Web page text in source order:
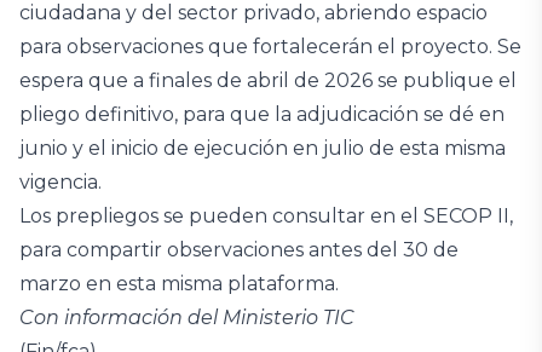
ciudadana y del sector privado, abriendo espacio
para observaciones que fortalecerán el proyecto. Se
espera que a finales de abril de 2026 se publique el
pliego definitivo, para que la adjudicación se dé en
junio y el inicio de ejecución en julio de esta misma
vigencia.
Los prepliegos se pueden consultar en el SECOP II,
para compartir observaciones antes del 30 de
marzo en esta misma plataforma.
Con información del Ministerio TIC